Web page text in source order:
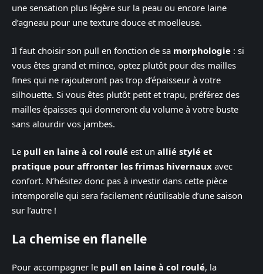
une sensation plus légère sur la peau ou encore laine
d’agneau pour une texture douce et moelleuse.
Il faut choisir son pull en fonction de sa morphologie : si
vous êtes grand et mince, optez plutôt pour des mailles
fines qui ne rajouteront pas trop d’épaisseur à votre
silhouette. Si vous êtes plutôt petit et trapu, préférez des
mailles épaisses qui donneront du volume à votre buste
sans alourdir vos jambes.
Le pull en laine à col roulé est un allié stylé et
pratique pour affronter les frimas hivernaux avec
confort. N’hésitez donc pas à investir dans cette pièce
intemporelle qui sera facilement réutilisable d’une saison
sur l’autre !
La chemise en flanelle
Pour accompagner le pull en laine à col roulé, la